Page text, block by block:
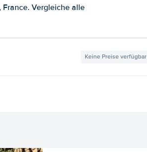
Vergleiche alle
Keine Preise verfügbar